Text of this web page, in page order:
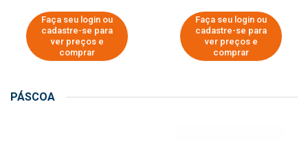
Faça seu login ou
cadastre-se para
ver preços e
comprar
Faça seu login ou
cadastre-se para
ver preços e
comprar
PÁSCOA